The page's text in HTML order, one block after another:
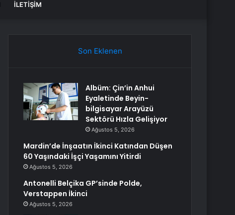
İLETIŞIM
Son Eklenen
Albüm: Çin’in Anhui
Eyaletinde Beyin-
bilgisayar Arayüzü
Sektörü Hızla Gelişiyor
Ağustos 5, 2026
Mardin’de İnşaatın İkinci Katından Düşen
60 Yaşındaki İşçi Yaşamını Yitirdi
Ağustos 5, 2026
Antonelli Belçika GP’sinde Polde,
Verstappen İkinci
Ağustos 5, 2026